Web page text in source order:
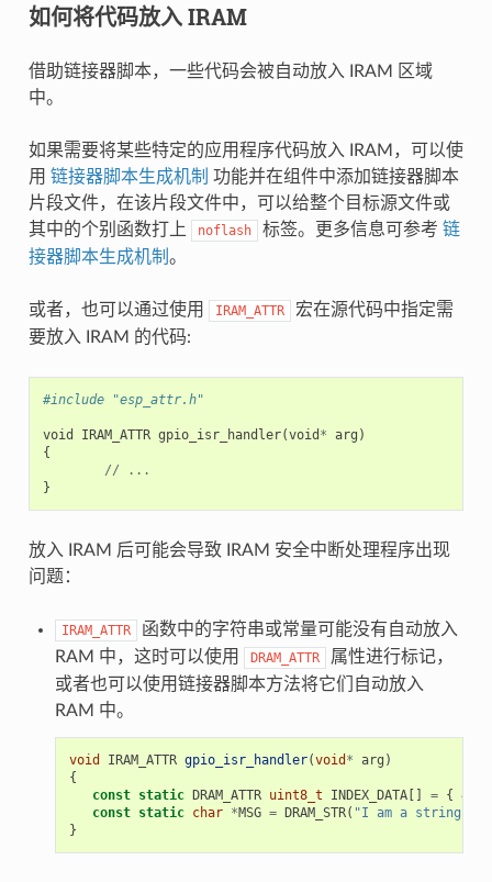
如何将代码放入 IRAM
借助链接器脚本，一些代码会被自动放入 IRAM 区域
中。
如果需要将某些特定的应用程序代码放入 IRAM，可以使
用 链接器脚本生成机制 功能并在组件中添加链接器脚本
片段文件，在该片段文件中，可以给整个目标源文件或
其中的个别函数打上
noflash 标签。更多信息可参考 链
接器脚本生成机制 。
或者，也可以通过使用 IRAM_ATTR
宏在源代码中指定需
要放入 IRAM 的代码:
#include "esp_attr.h"
void IRAM_ATTR gpio_isr_handler(void * arg )
{
//
...
}
放入 IRAM 后可能会导致 IRAM 安全中断处理程序出现
问题：
IRAM_ATTR
函数中的字符串或常量可能没有自动放入
RAM 中，这时可以使用
DRAM_ATTR
属性进行标记，
或者也可以使用链接器脚本方法将它们自动放入
RAM 中。
void IRAM_ATTR gpio_isr_handler(void * arg )
{
const static DRAM_ATTR uint8_t INDEX_DATA[] = { 45
const static char *MSG = DRAM_STR( "I am a string
}